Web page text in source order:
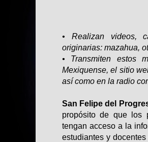
• Realizan videos,
originarias: mazahua,
• Transmiten estos
Mexiquense, el sitio
así como en la radio
San Felipe del
propósito de que los
tengan acceso a la
estudiantes y